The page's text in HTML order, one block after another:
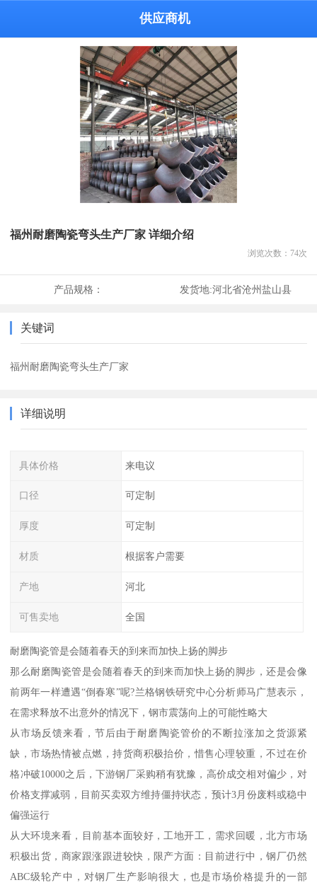
供应商机
福州耐磨陶瓷弯头生产厂家 详细介绍
浏览次数： 74次
产品规格： 发货地:河北省沧州盐山县
关键词
福州耐磨陶瓷弯头生产厂家
详细说明
具体价格 来电议
口径 可定制
厚度 可定制
材质 根据客户需要
产地 河北
可售卖地 全国
耐磨陶瓷管是会随着春天的到来而加快上扬的脚步
那么耐磨陶瓷管是会随着春天的到来而加快上扬的脚步，还是会像
前两年一样遭遇“倒春寒”呢?兰格钢铁研究中心分析师马广慧表示，
在需求释放不出意外的情况下，钢市震荡向上的可能性略大
从市场反馈来看，节后由于耐磨陶瓷管价的不断拉涨加之货源紧
缺，市场热情被点燃，持货商积极抬价，惜售心理较重，不过在价
格冲破10000之后，下游钢厂采购稍有犹豫，高价成交相对偏少，对
价格支撑减弱，目前买卖双方维持僵持状态，预计3月份废料或稳中
偏强运行
从大环境来看，目前基本面较好，工地开工，需求回暖，北方市场
积极出货，商家跟涨跟进较快，限产方面：目前进行中，钢厂仍然
ABC级轮产中，对钢厂生产影响很大，也是市场价格提升的一部